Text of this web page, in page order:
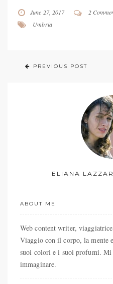
June 27, 2017
2
Umbria
PREVIOUS POST
ELIANA
ABOUT ME
Web content writer,
Viaggio con il corpo, la mente
suoi colori e i suoi profumi. Mi
immaginare.